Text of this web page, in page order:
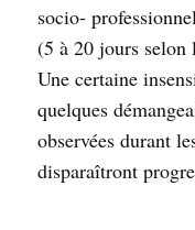
socio-
(5 à 20 jours selon
Une certaine
quelques
observées durant
disparaîtront